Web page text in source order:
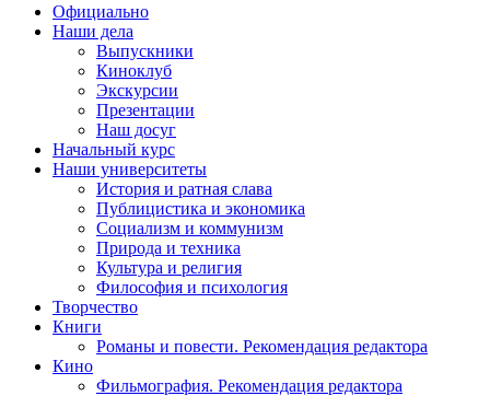
Официально
Наши дела
Выпускники
Киноклуб
Экскурсии
Презентации
Наш досуг
Начальный курс
Наши университеты
История и ратная слава
Публицистика и экономика
Социализм и коммунизм
Природа и техника
Культура и религия
Философия и психология
Творчество
Книги
Романы и повести. Рекомендация редактора
Кино
Фильмография. Рекомендация редактора